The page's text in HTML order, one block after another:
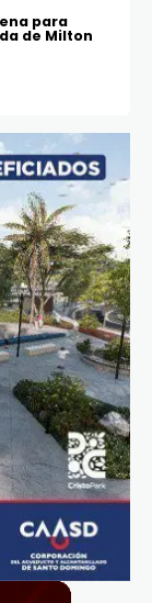
para
de Milton